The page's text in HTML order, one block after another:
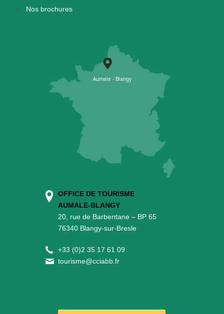
Nos brochures
OFFICE DE TOURISME
AUMALE-BLANGY
20, rue de Barbentane – BP 65
76340 Blangy-sur-Bresle
+33 (0)2 35 17 61 09
tourisme@cciabb.fr